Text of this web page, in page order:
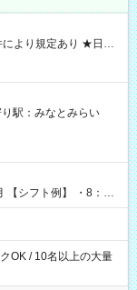
金GET♪ お仕事後はコ
間】試
駅：みなとみらい
OK / 10名以上の大量